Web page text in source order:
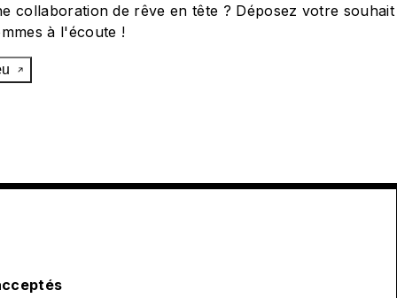
collaboration de rêve en tête ? Déposez votre souhait
à l'écoute !